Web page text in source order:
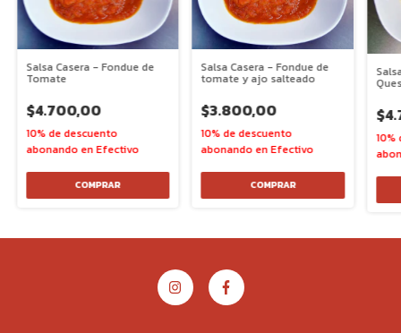
Salsa Casera - Fondue de
Tomate
$4.700,00
Salsa Casera - Fondue de
tomate y ajo salteado
$3.800,00